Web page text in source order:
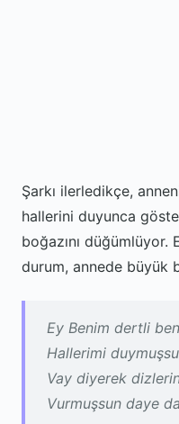
Şarkı ilerledikçe,
hallerini duyunca
boğazını düğümlüyor.
durum, annede büyük
Ey Benim dertli
Hallerimi
Vay diyerek
Vurmuşsun daye